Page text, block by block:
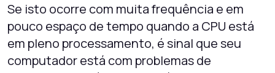
Se isto ocorre com muita frequência e em
pouco espaço de tempo quando a CPU está
em pleno processamento, é sinal que seu
computador está com problemas de